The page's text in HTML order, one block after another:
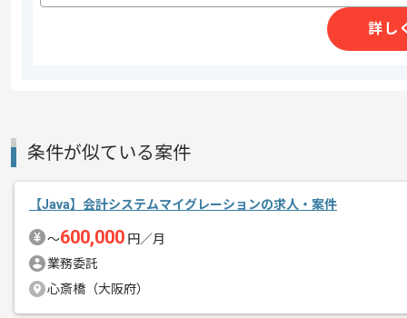
その他募集要項
商談回数
1回
詳し
条件が似ている案件
【Java】会計システムマイグレーションの求人・案件
〜600,000 円／月
業務委託
心斎橋（大阪府）